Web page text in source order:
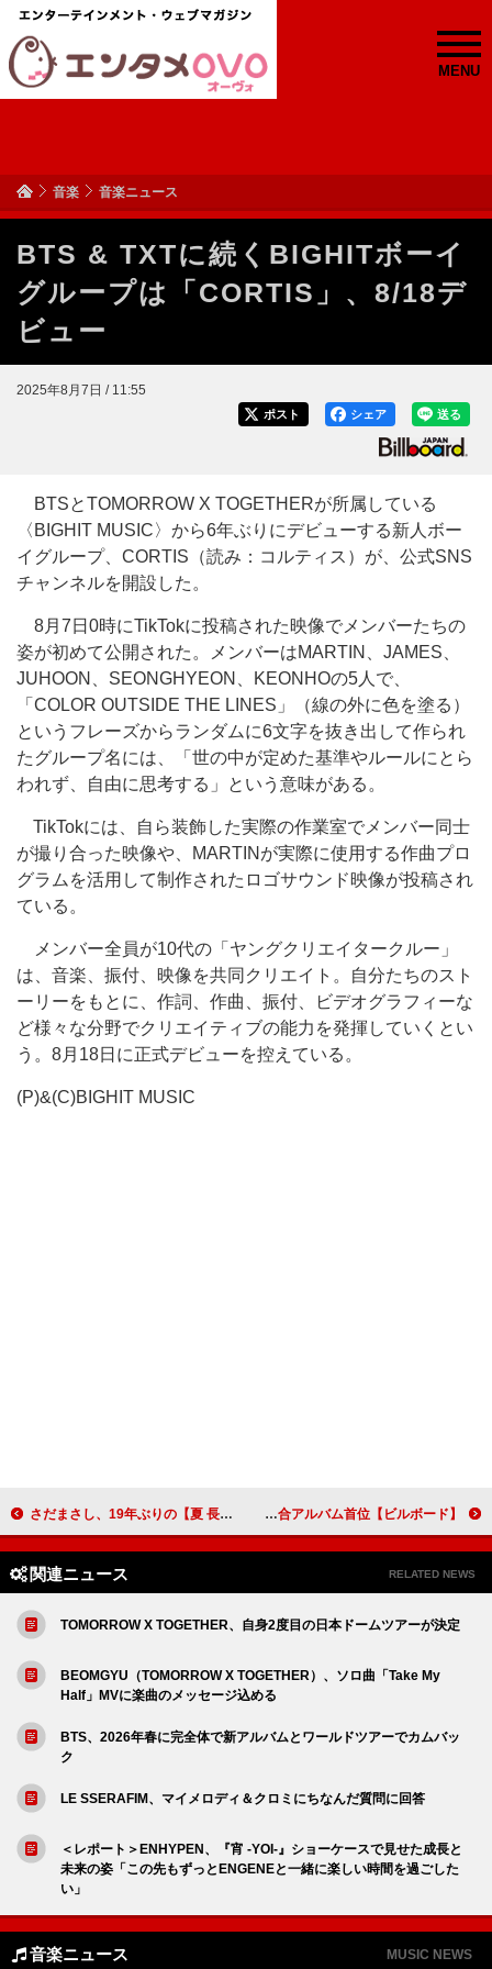
MENU
音楽 音楽ニュース
BTS & TXTに続くBIGHITボーイ
グループは「CORTIS」、8/18デ
ビュー
2025年8月7日 / 11:55
送る
シェア
ポスト
BTSとTOMORROW X TOGETHERが所属している
〈BIGHIT MUSIC〉から6年ぶりにデビューする新人ボー
イグループ、CORTIS（読み：コルティス）が、公式SNS
チャンネルを開設した。
8月7日0時にTikTokに投稿された映像でメンバーたちの
姿が初めて公開された。メンバーはMARTIN、JAMES、
JUHOON、SEONGHYEON、KEONHOの5人で、
「COLOR OUTSIDE THE LINES」（線の外に色を塗る）
というフレーズからランダムに6文字を抜き出して作られ
たグループ名には、「世の中が定めた基準やルールにとら
われず、自由に思考する」という意味がある。
TikTokには、自ら装飾した実際の作業室でメンバー同士
が撮り合った映像や、MARTINが実際に使用する作曲プロ
グラムを活用して制作されたロゴサウンド映像が投稿され
ている。
メンバー全員が10代の「ヤングクリエイタークルー」
は、音楽、振付、映像を共同クリエイト。自分たちのスト
ーリーをもとに、作詞、作曲、振付、ビデオグラフィーな
ど様々な分野でクリエイティブの能力を発揮していくとい
う。8月18日に正式デビューを控えている。
(P)&(C)BIGHIT MUSIC
さだまさし、19年ぶりの【夏 長崎から】開催 今井美樹／湘南乃風／南こうせつらと”未来への希望”を歌う 【ビルボード】Mrs. GREEN APPLE『10』が通算3度目となる総合アルバム首位
関連ニュース RELATED NEWS
TOMORROW X TOGETHER、自身2度目の日本ドームツアーが決定
BEOMGYU（TOMORROW X TOGETHER）、ソロ曲「Take My
Half」MVに楽曲のメッセージ込める
BTS、2026年春に完全体で新アルバムとワールドツアーでカムバッ
ク
LE SSERAFIM、マイメロディ＆クロミにちなんだ質問に回答
＜レポート＞ENHYPEN、『宵 -YOI-』ショーケースで見せた成長と
未来の姿「この先もずっとENGENEと一緒に楽しい時間を過ごした
い」
音楽ニュース MUSIC NEWS